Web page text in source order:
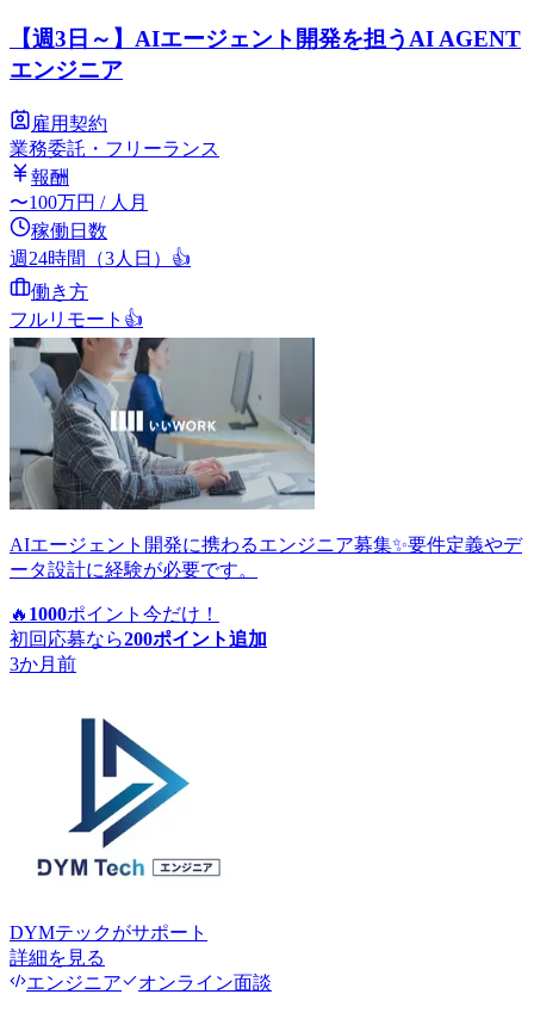
【週3日～】AIエージェント開発を担うAI AGENT
エンジニア
雇用契約
業務委託・フリーランス
報酬
〜100万円 / 人月
稼働日数
週24時間（3人日） 👍
働き方
フルリモート 👍
AIエージェント開発に携わるエンジニア募集✨要件定義やデ
ータ設計に経験が必要です。
🔥 1000ポイント 今だけ！
初回応募なら200ポイント追加
3か月前
DYMテックがサポート
詳細を見る
エンジニア
オンライン面談